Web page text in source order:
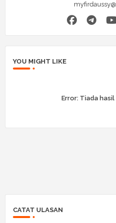
YOU MIGHT LIKE
Error:Tiada hasil
CATAT ULASAN